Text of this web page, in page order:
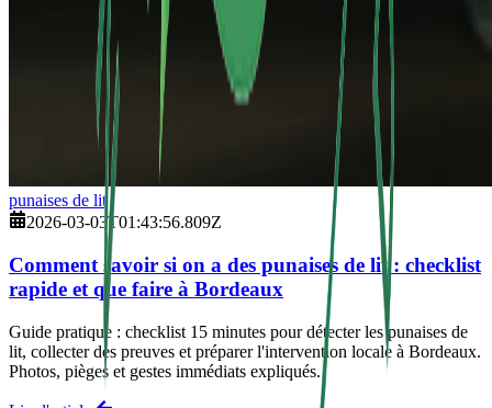
punaises de lit
2026-03-03T01:43:56.809Z
Comment savoir si on a des punaises de lit : checklist
rapide et que faire à Bordeaux
Guide pratique : checklist 15 minutes pour détecter les punaises de
lit, collecter des preuves et préparer l'intervention locale à Bordeaux.
Photos, pièges et gestes immédiats expliqués.